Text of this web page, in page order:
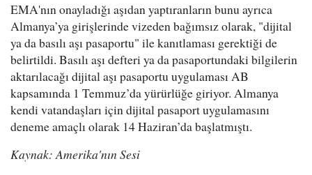
EMA'nın onayladığı aşıdan yaptıranların bunu ayrıca
Almanya’ya girişlerinde vizeden bağımsız olarak, "dijital
ya da basılı aşı pasaportu" ile kanıtlaması gerektiği de
belirtildi. Basılı aşı defteri ya da pasaportundaki bilgilerin
aktarılacağı dijital aşı pasaportu uygulaması AB
kapsamında 1 Temmuz’da yürürlüğe giriyor. Almanya
kendi vatandaşları için dijital pasaport uygulamasını
deneme amaçlı olarak 14 Haziran’da başlatmıştı.
Kaynak: Amerika'nın Sesi